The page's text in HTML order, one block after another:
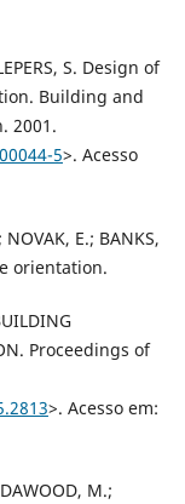
S. Design of
Building and
2001.
5>. Acesso
E.; BANKS,
orientation.
Proceedings of
>. Acesso em:
M.;